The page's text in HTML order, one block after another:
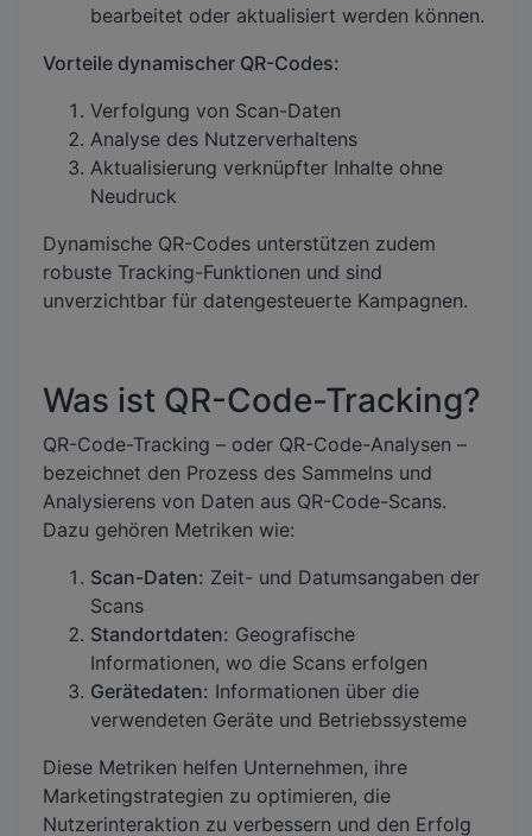
bearbeitet oder aktualisiert werden können.
Vorteile dynamischer QR-Codes:
Verfolgung von Scan-Daten
Analyse des Nutzerverhaltens
Aktualisierung verknüpfter Inhalte ohne
Neudruck
Dynamische QR-Codes unterstützen zudem
robuste Tracking-Funktionen und sind
unverzichtbar für datengesteuerte Kampagnen.
Was ist QR-Code-Tracking?
QR-Code-Tracking – oder QR-Code-Analysen –
bezeichnet den Prozess des Sammelns und
Analysierens von Daten aus QR-Code-Scans.
Dazu gehören Metriken wie:
Scan-Daten: Zeit- und Datumsangaben der
Scans
Standortdaten: Geografische
Informationen, wo die Scans erfolgen
Gerätedaten: Informationen über die
verwendeten Geräte und Betriebssysteme
Diese Metriken helfen Unternehmen, ihre
Marketingstrategien zu optimieren, die
Nutzerinteraktion zu verbessern und den Erfolg